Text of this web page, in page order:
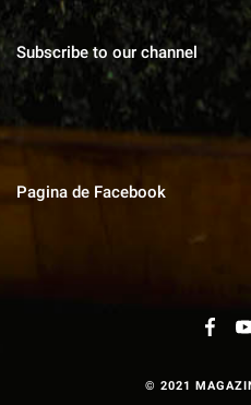
Subscribe to our channel
Pagina de Facebook
© 2021